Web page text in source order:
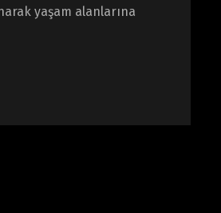
yaşam alanlarına